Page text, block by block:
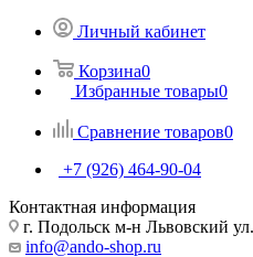
Личный кабинет
Корзина0
Избранные товары0
Сравнение товаров0
+7 (926) 464-90-04
Контактная информация
г. Подольск м-н Львовский
info@ando-shop.ru